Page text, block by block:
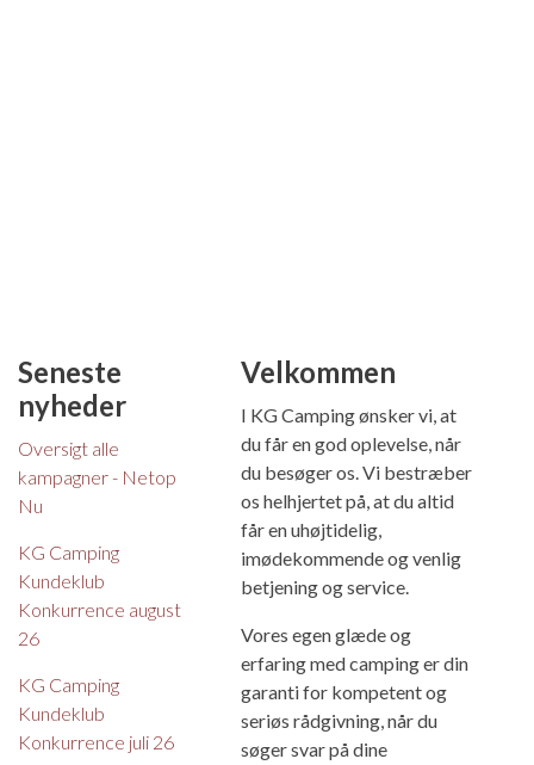
Seneste
nyheder
Oversigt alle
kampagner - Netop
Nu
KG Camping
Kundeklub
Konkurrence august
26
KG Camping
Kundeklub
Konkurrence juli 26
Velkommen
I KG Camping ønsker vi, at
du får en god oplevelse, når
du besøger os. Vi bestræber
os helhjertet på, at du altid
får en uhøjtidelig,
imødekommende og venlig
betjening og service.
Vores egen glæde og
erfaring med camping er din
garanti for kompetent og
seriøs rådgivning, når du
søger svar på dine